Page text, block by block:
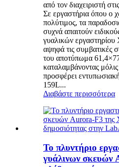
από τον διαχειριστή
Σε εργαστήρια όπου ο
πολύτιμος, τα
συχνά απαιτούν
γυαλικών
αψηφά τις συμβατικές
του αποτύπωμα
καταλαμβάνοντας
προσφέρει
159L...
Διαβάστε περισσότερα
Το πλυντήριο
γυάλινων